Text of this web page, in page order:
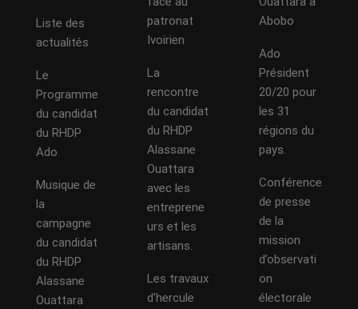
Liste des
actualités
Le
Programme
du candidat
du RHDP
Ado
Musique de
la
campagne
du candidat
du RHDP
Alassane
Ouattara
patronat
Ivoirien
La
rencontre
du candidat
du RHDP
Alassane
Ouattara
avec les
entreprene
urs et les
artisans.
Les travaux
d’hercule
Abobo
Ado
Président
20/20 pour
les 31
régions du
pays.
Conférence
de presse
de la
mission
d’observati
on
électorale